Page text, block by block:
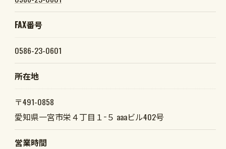
FAX番号
0586-23-0601
所在地
〒491-0858
愛知県一宮市栄４丁目１−５ aaaビル402号
営業時間